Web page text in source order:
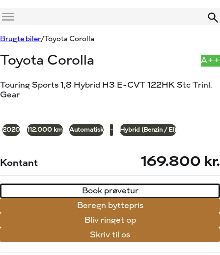
Menu
Brugte biler Toyota Corolla
Toyota Corolla
Touring Sports 1,8 Hybrid H3 E-CVT 122HK Stc Trinl.
Gear
A++
2020 112.000 km Automatisk - Hybrid (Benzin / El)
Kontant 169.800 kr.
Book prøvetur
Beregn byttepris
Bliv ringet op
Skriv til os